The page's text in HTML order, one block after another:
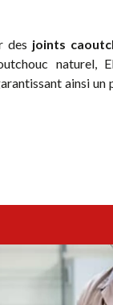
des joints
naturel,
ainsi